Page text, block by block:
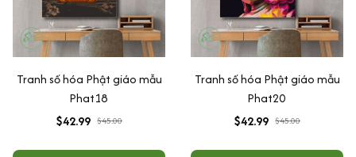
Tranh số hóa Phật giáo mẫu
Phat18
$42.99 $45.00
Tranh số hóa Phật giáo mẫu
Phat20
$42.99 $45.00